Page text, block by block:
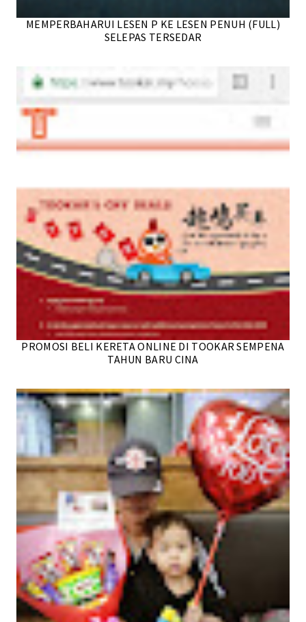
MEMPERBAHARUI LESEN P KE LESEN PENUH (FULL)
SELEPAS TERSEDAR
PROMOSI BELI KERETA ONLINE DI TOOKAR SEMPENA
TAHUN BARU CINA